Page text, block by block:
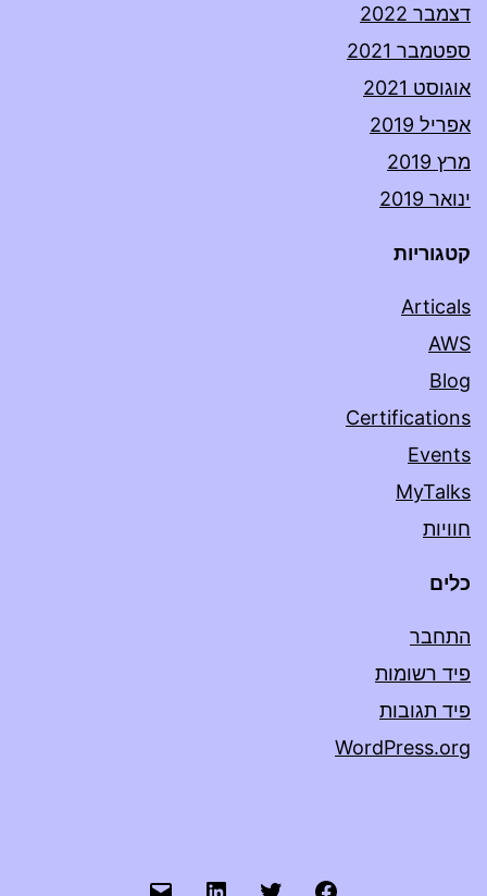
דצמבר 2022
ספטמבר 2021
אוגוסט 2021
אפריל 2019
מרץ 2019
ינואר 2019
קטגוריות
Articals
AWS
Blog
Certifications
Events
MyTalks
חוויות
כלים
התחבר
פיד רשומות
פיד תגובות
WordPress.org
FaceBook
Twitter
LinkedIn